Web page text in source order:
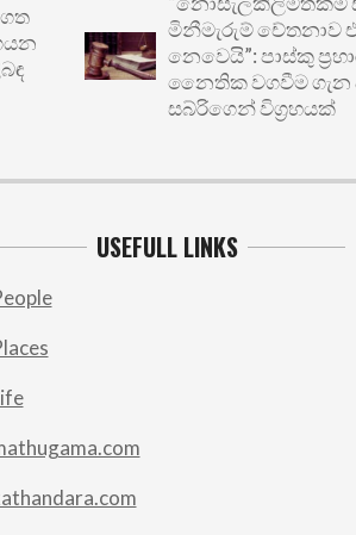
මිනීමැරුම් චේතනාව එකක්
නෙවෙයි”: පාස්කු ප්‍රහාරයේ
නෛතික වගවීම ගැන අලි
සබ්රිගෙන් විග්‍රහයක්
USEFULL LINKS